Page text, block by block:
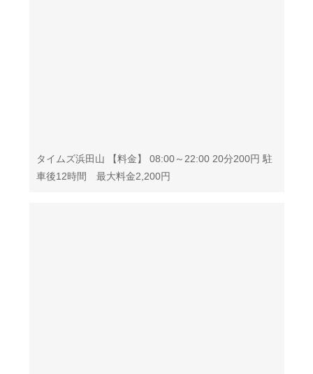
タイムズ浜田山 【料金】 08:00～22:00 20分200円 駐
車後12時間 最大料金2,200円